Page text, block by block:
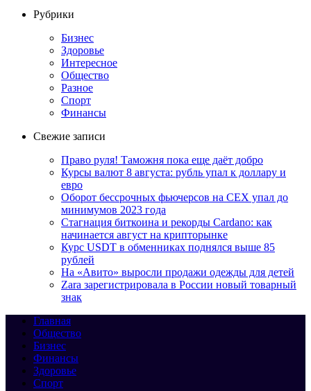
Рубрики
Бизнес
Здоровье
Интересное
Общество
Разное
Спорт
Финансы
Свежие записи
Право руля! Таможня пока еще даёт добро
Курсы валют 8 августа: рубль упал к доллару и
евро
Оборот бессрочных фьючерсов на CEX упал до
минимумов 2023 года
Стагнация биткоина и рекорды Cardano: как
начинается август на крипторынке
Курс USDT в обменниках поднялся выше 85
рублей
На «Авито» выросли продажи одежды для детей
Zara зарегистрировала в России новый товарный
знак
Главная
Общество
Бизнес
Финансы
Здоровье
Спорт